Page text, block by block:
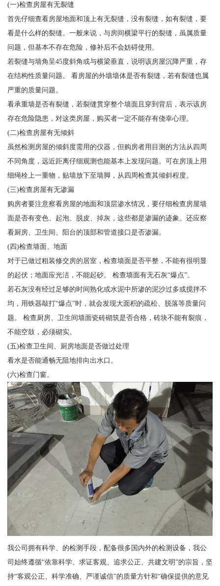
(一)检查房屋有无裂缝
首先仔细查看房屋地面和顶上有无裂缝，没有裂缝，如有裂缝，要
看是什么样的裂缝。一般来说，与房间横梁平行的裂缝，虽属质量
问题，但基本不存在危险，修补后不会妨碍使用。
若裂缝与墙角呈45度斜角或与横梁垂直，说明该房屋沉降严重，存
在结构性质量问题。 看房屋的外墙墙体是否有裂缝，若有裂缝也属
严重的质量问题。
看承重墙是否有裂缝，若裂缝贯穿整个墙面且穿到背后，表示该房
存在危险隐患，对这类房屋，购买者一定不能存有侥幸心理。
(二)检查房屋有无倾斜
虽然检测房屋的倾斜度需用的仪器，但购房者用目测的方法从四周
不同角度，远近距离仔细观测也能基本上发现问题。可在房顶上用
细绳栓上一重物，贴墙放下至墙脚，从四周检查其倾斜程度。
(三)检查房屋有无渗漏
购房者要注意察看房屋的地面和顶层渗水情况，要仔细检查房屋墙
面是否有变色、起泡、脱皮、掉灰，这些都是渗漏的迹象。还应察
看厨房、卫生间、阳台的顶部和管道接口是否渗漏。
(四)检查墙面、地面
对于已做过粗装修交房的居室，检查墙面是否平整，不能有很明显
的起伏；地面应光洁，不能起砂。 检查墙面有无石灰“爆点”。
若石灰没有经过足够的时间熟化或水泥中所渗的泥沙过多或搅拌不
均，用铁器敲打“爆点”时，就会发现大面积的疏松、脱落等质量问
题。 检查厨房、卫生间墙面瓷砖砌筑是否合格，砖块不能有裂痕，
不能空鼓，必须砌实。
(五)检查卫生间、厨房地面是否做过处理
看水是否能通畅无阻地排向出水口。
(六)检查门窗。
我公司拥有科学、的检测手段，配备很多国内外的检测设备，我公
司始终遵循“依靠科学、求证客观、追求公正、共建文明”的宗旨，坚
持“客观公正、科学准确、严谨诚信”的质量方针和“确保提供的意见